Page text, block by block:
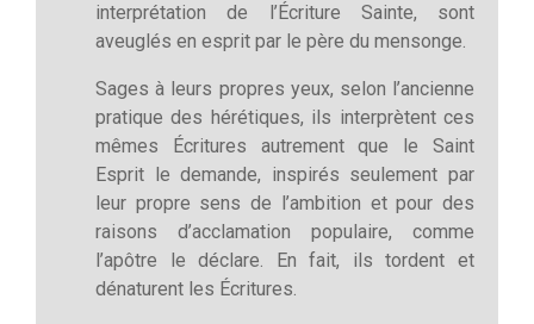
interprétation de l’Écriture Sainte, sont
aveuglés en esprit par le père du mensonge.
Sages à leurs propres yeux, selon l’ancienne
pratique des hérétiques, ils interprètent ces
mêmes Écritures autrement que le Saint
Esprit le demande, inspirés seulement par
leur propre sens de l’ambition et pour des
raisons d’acclamation populaire, comme
l’apôtre le déclare. En fait, ils tordent et
dénaturent les Écritures.